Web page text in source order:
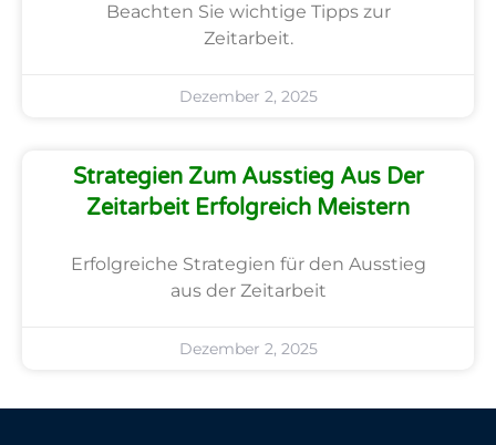
Beachten Sie wichtige Tipps zur
Zeitarbeit.
Dezember 2, 2025
Strategien Zum Ausstieg Aus Der
Zeitarbeit Erfolgreich Meistern
Erfolgreiche Strategien für den Ausstieg
aus der Zeitarbeit
Dezember 2, 2025